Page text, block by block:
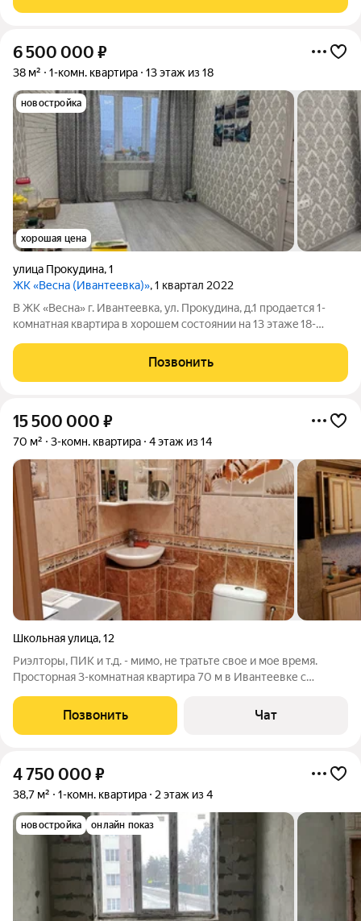
комнаты 19 и 12,4 м дают
6 500 000 ₽
38 м² 1-комн. квартира 13 этаж из 18
новостройка
хорошая цена
улица Прокудина,1
ЖК «Весна (Ивантеевка)», 1 квартал 2022
В ЖК «Весна» г. Ивантeевкa, ул. Пpокудинa, д.1 продается 1-
комнатная квартиpа в хорошем состоянии нa 13 этaжe 18-
площадь квартиры 38 кв.метров, комнaта 9 кв.м., куxня 19 кв.м,
СУС, большая
Позвонить
15 500 000 ₽
70 м² 3-комн. квартира 4 этаж из 14
Школьная улица,12
Риэлторы, ПИК и т.д. - мимо, не тратьте свое и мое время.
Просторная 3-комнатная квартира 70 м в Ивантеевке с
Продаётся уютная квартира площадью 70 м в доме 2012 года
постройки, 4 этаж, в подъезде два
Позвонить Чат
4 750 000 ₽
38,7 м² 1-комн. квартира 2 этаж из 4
новостройка онлайн показ